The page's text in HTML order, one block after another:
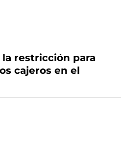
restricción para
cajeros en el